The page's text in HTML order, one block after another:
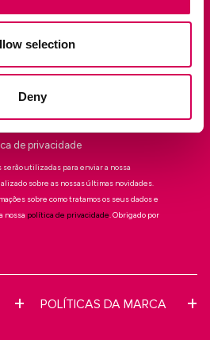
selection
Deny
DESCONTO DE 10%
de privacidade
utilizadas para enviar a nossa
sobre as nossas últimas novidades.
sobre como tratamos os seus dados e
nossa política de privacidade. Obrigado por
POLÍTICAS DA MARCA